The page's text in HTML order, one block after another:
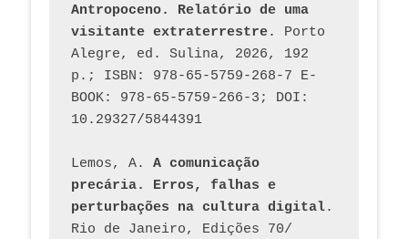
Antropoceno. Relatório de uma
visitante extraterrestre. Porto
Alegre, ed. Sulina, 2026, 192
p.; ISBN: 978-65-5759-268-7 E-
BOOK: 978-65-5759-266-3; DOI:
10.29327/5844391
Lemos, A. A comunicação
precária. Erros, falhas e
perturbações na cultura digital.
Rio de Janeiro, Edições 70/